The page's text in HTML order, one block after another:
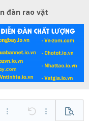
đàn rao vặt
tự
ảnh
cười
Thêm tùy chọn…
Undo Thêm tùy
Xem